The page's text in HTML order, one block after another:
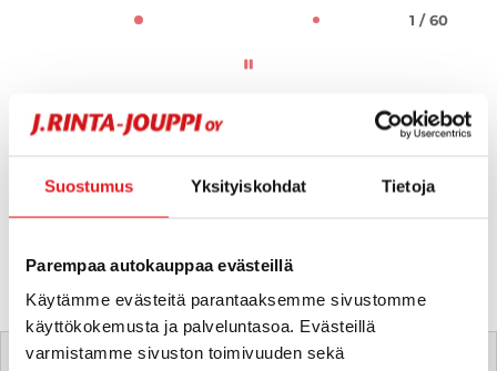
Suostumus Yksityiskohdat Tietoja
Parempaa autokauppaa evästeillä
Käytämme evästeitä parantaaksemme sivustomme
käyttökokemusta ja palveluntasoa. Evästeillä
varmistamme sivuston toimivuuden sekä
1 / 60
Tätä ajoneuvoa myy